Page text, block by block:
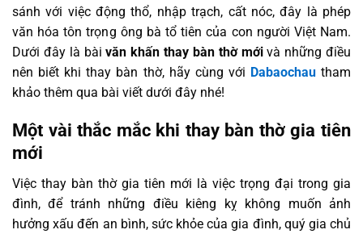
sánh với việc động thổ, nhập trạch, cất nóc, đây là phép
văn hóa tôn trọng ông bà tổ tiên của con người Việt Nam.
Dưới đây là bàivăn khấn thay bàn thờ mớivà những điều
nên biết khi thay bàn thờ, hãy cùng với Dabaochau tham
khảo thêm qua bài viết dưới đây nhé!
Một vài thắc mắc khi thay bàn thờ gia tiên
mới
Việc thay bàn thờ gia tiên mới là việc trọng đại trong gia
đình, để tránh những điều kiêng kỵ không muốn ảnh
hưởng xấu đến an bình, sức khỏe của gia đình, quý gia chủ